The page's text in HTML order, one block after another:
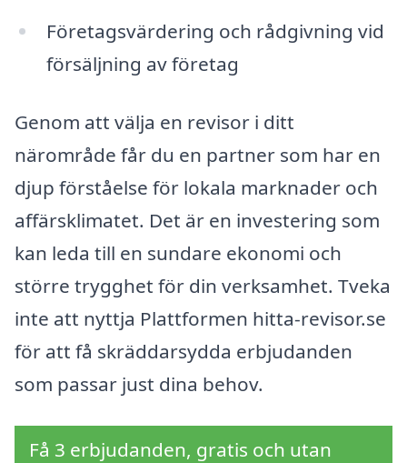
Företagsvärdering och rådgivning vid
försäljning av företag
Genom att välja en revisor i ditt
närområde får du en partner som har en
djup förståelse för lokala marknader och
affärsklimatet. Det är en investering som
kan leda till en sundare ekonomi och
större trygghet för din verksamhet. Tveka
inte att nyttja Plattformen hitta-revisor.se
för att få skräddarsydda erbjudanden
som passar just dina behov.
Få 3 erbjudanden, gratis och utan